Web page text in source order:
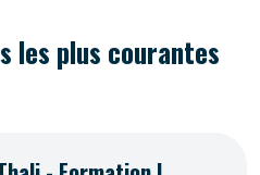
les plus courantes